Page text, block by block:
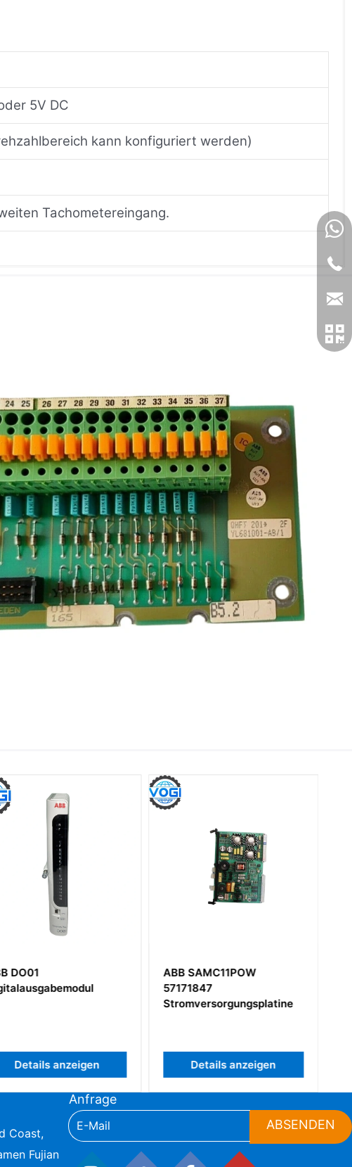
5V DC
kann konfiguriert werden)
Tachometereingang.
DO01
Details anzeigen
ABB SAMC11POW
57171847
Stromversorgungsplatine
Details anzeigen
Coast,
Fujian
Anfrage
ABSENDEN